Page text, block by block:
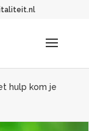
hulp kom je